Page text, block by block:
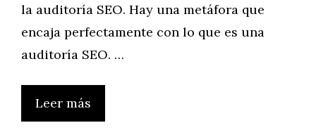
la auditoría SEO. Hay una metáfora que
encaja perfectamente con lo que es una
auditoría SEO. …
Leer más